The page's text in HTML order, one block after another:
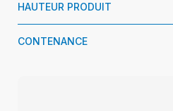
HAUTEUR PRODUIT
CONTENANCE